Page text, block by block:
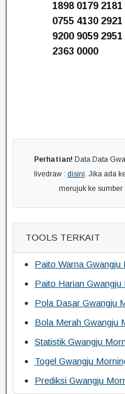
1898 0179
0755 4130
9200 9059
2363 0000
Perhatian! Data Data
livedraw : disini. Jika ada
merujuk ke
TOOLS TERKAIT
Paito Warna Gwangju
Paito Harian Gwangju
Pola Dasar Gwangju
Bola Merah Gwangju
Statistik Gwangju
Togel Gwangju
Prediksi Gwangju